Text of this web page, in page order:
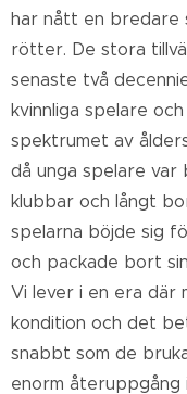
har nått en bredare
rötter. De stora
senaste två
kvinnliga spelare
spektrumet av
då unga spelare var
klubbar och långt
spelarna böjde sig
och packade bort
Vi lever i en era där
kondition och det
snabbt som de
enorm återuppgång